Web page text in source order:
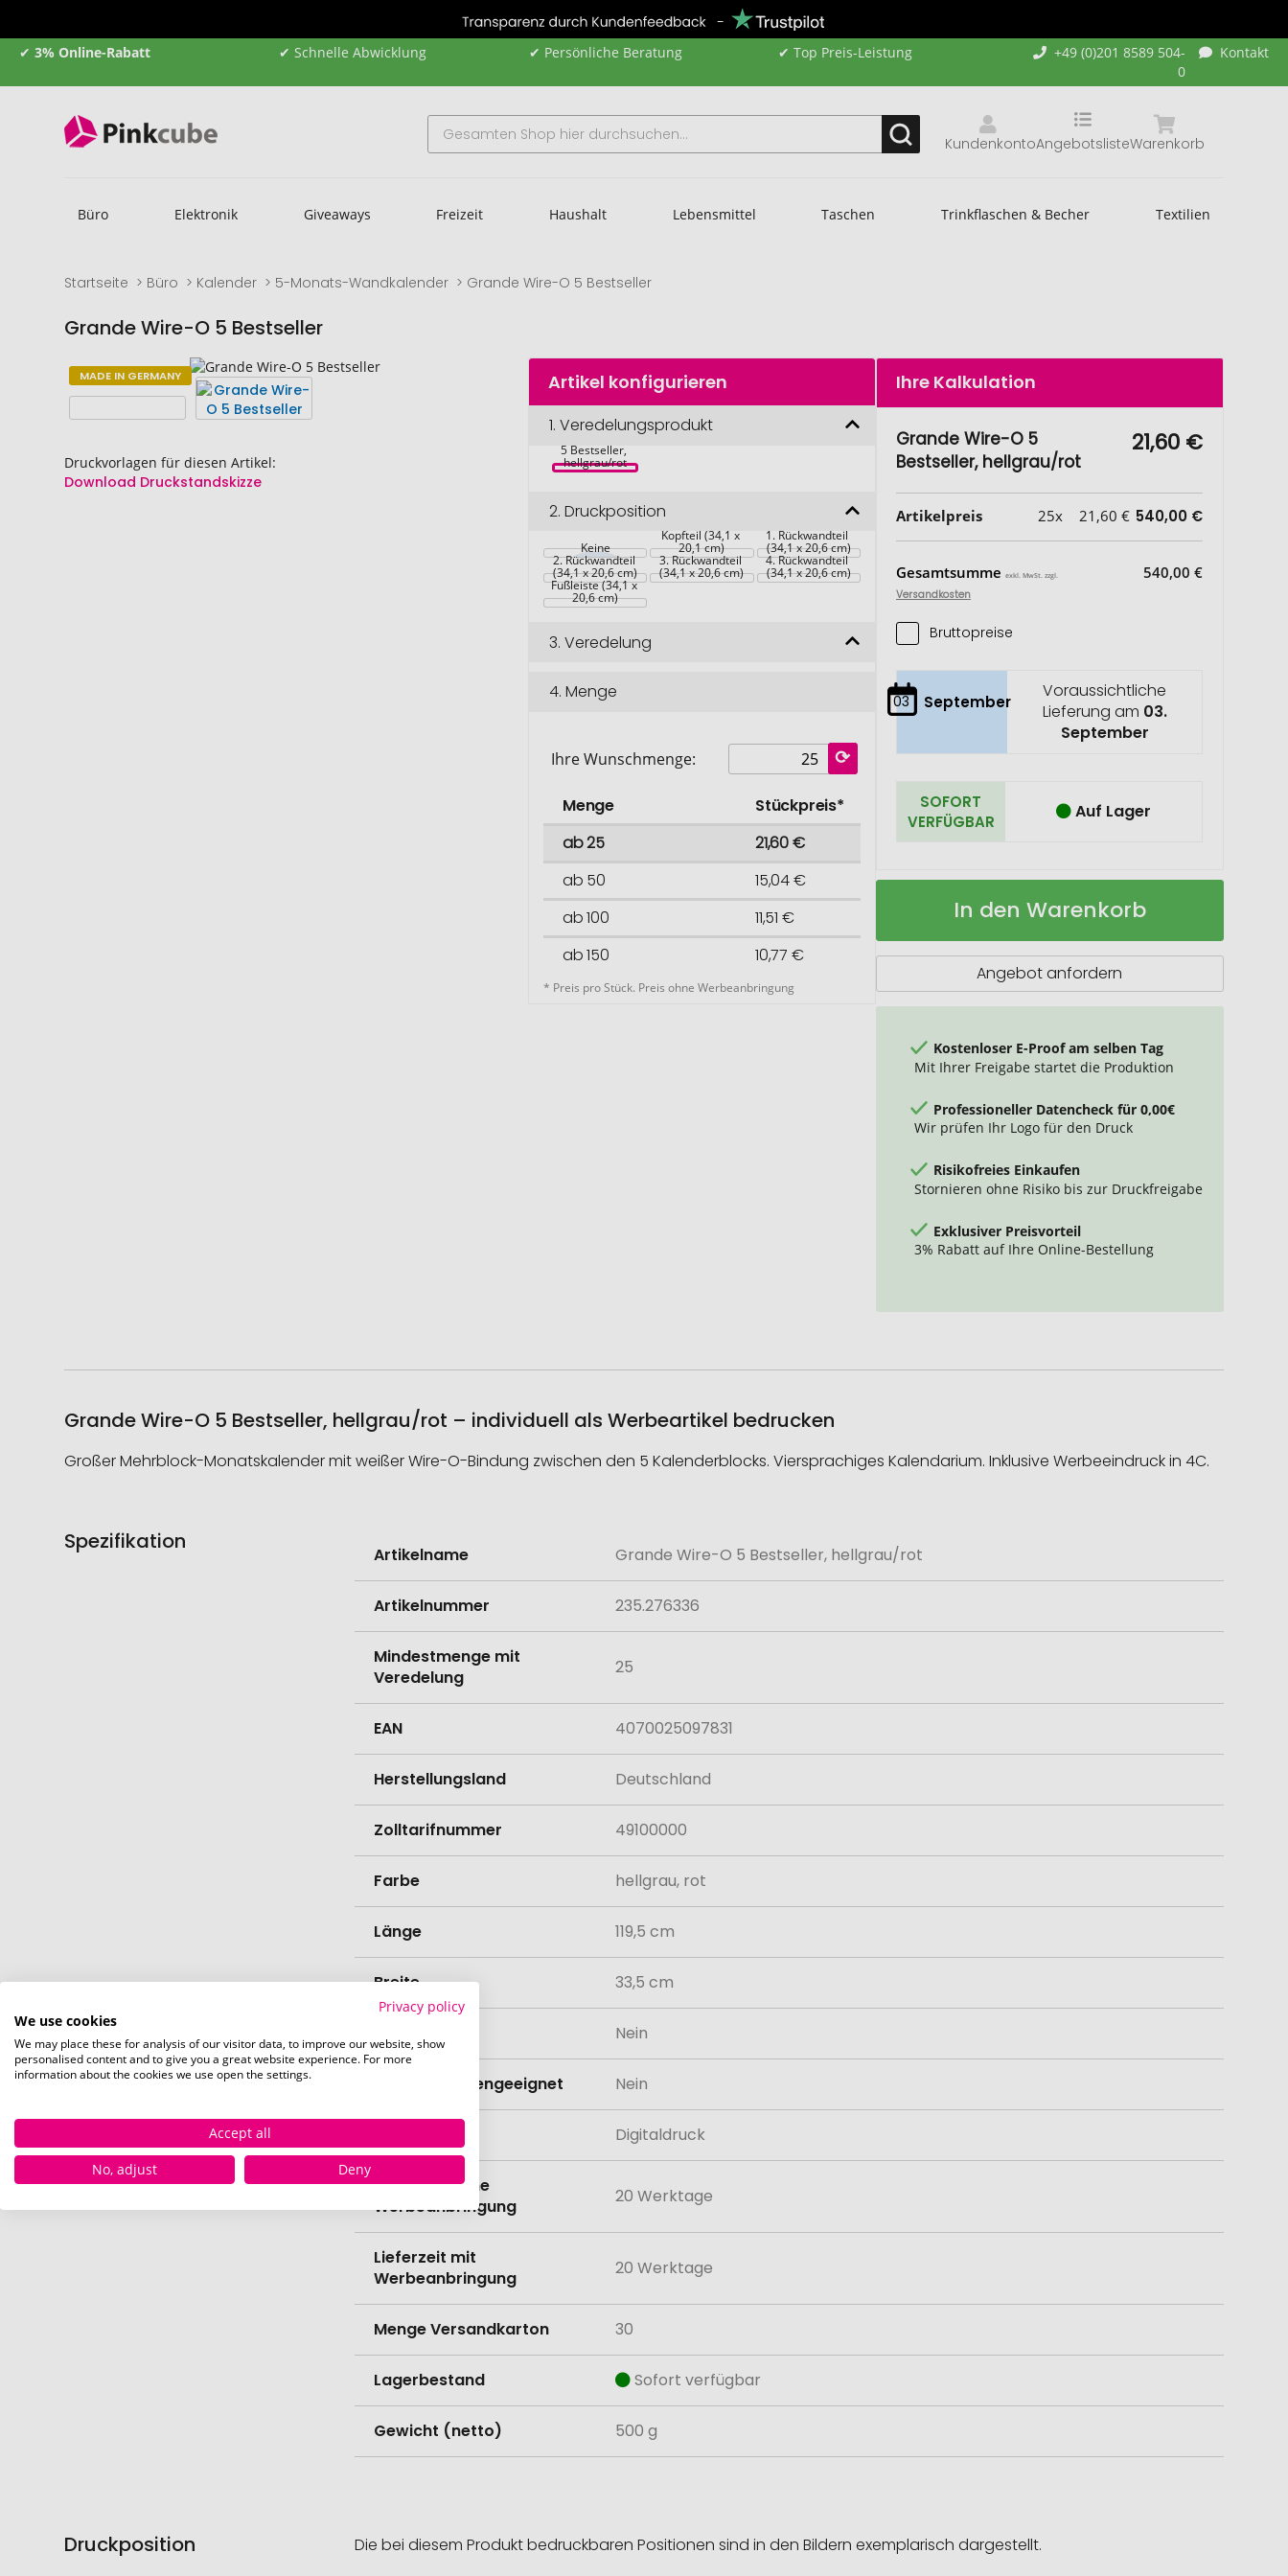
✔ 3% Online-Rabatt ✔ Schnelle Abwicklung ✔ Persönliche Beratung ✔ Top Preis-Leistung
+49 (0)201 8589 504-
0
Kontakt
Kundenkonto Warenkorb
Angebotsliste
Büro Elektronik Giveaways Freizeit Haushalt Lebensmittel Taschen Trinkflaschen & Becher Textilien
Startseite Büro Kalender 5-Monats-Wandkalender Grande Wire-O 5 Bestseller
Grande Wire-O 5 Bestseller
Zum
Ende
Bildgalerie
Druckvorlagen für diesen Artikel:
Download Druckstandskizze
Zum
Anfang
Bildgalerie
MADE IN GERMANY Artikel konfigurieren
1.Veredelungsprodukt
5 Bestseller,
hellgrau/rot
2.Druckposition
Keine
Kopfteil (34,1 x
20,1 cm)
1. Rückwandteil
(34,1 x 20,6 cm)
2. Rückwandteil
(34,1 x 20,6 cm)
3. Rückwandteil
(34,1 x 20,6 cm)
4. Rückwandteil
(34,1 x 20,6 cm)
Fußleiste (34,1 x
20,6 cm)
3.Veredelung
4.Menge
Ihre Wunschmenge:
Menge
Stückpreis*
ab 25
21,60 €
ab 50
15,04 €
ab 100
11,51 €
ab 150
10,77 €
* Preis pro Stück. Preis ohne Werbeanbringung
Ihre Kalkulation
Grande Wire-O 5
Bestseller, hellgrau/rot
21,60 €
Artikelpreis 25x 21,60 € 540,00 €
Gesamtsumme exkl. MwSt. zzgl.
Versandkosten
540,00 €
Bruttopreise
03 September
Voraussichtliche
Lieferung am 03.
September
SOFORT
VERFÜGBAR
Auf Lager
Grande
5
Auf
In den Warenkorb
Angebot anfordern
Kostenloser E-Proof am selben Tag
Mit Ihrer Freigabe startet die Produktion
Professioneller Datencheck für 0,00€
Wir prüfen Ihr Logo für den Druck
Risikofreies Einkaufen
Stornieren ohne Risiko bis zur Druckfreigabe
Exklusiver Preisvorteil
3% Rabatt auf Ihre Online-Bestellung
Grande Wire-O 5 Bestseller, hellgrau/rot – individuell als Werbeartikel bedrucken
Großer Mehrblock-Monatskalender mit weißer Wire-O-Bindung zwischen den 5 Kalenderblocks. Viersprachiges Kalendarium. Inklusive Werbeeindruck in 4C.
Spezifikation
Informationen
Artikelname Grande Wire-O 5 Bestseller, hellgrau/rot
Artikelnummer 235.276336
Mindestmenge mit
Veredelung
25
EAN 4070025097831
Herstellungsland Deutschland
Zolltarifnummer 49100000
Farbe hellgrau, rot
Länge 119,5 cm
Breite 33,5 cm
Nein
Spülmaschinengeeignet Nein
Digitaldruck
Lieferzeit ohne
Werbeanbringung
20 Werktage
Lieferzeit mit
Werbeanbringung
20 Werktage
Menge Versandkarton 30
Lagerbestand Sofort verfügbar
Gewicht (netto) 500 g
Druckposition Die bei diesem Produkt bedruckbaren Positionen sind in den Bildern exemplarisch dargestellt.
Privacy policy
We use cookies
We may place these for analysis of our visitor data, to improve our website, show
personalised content and to give you a great website experience. For more
information about the cookies we use open the settings.
Accept all
No, adjust
Deny